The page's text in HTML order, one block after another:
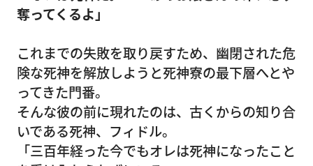
奪ってくるよ」
これまでの失敗を取り戻すため、幽閉された危
険な死神を解放しようと死神寮の最下層へとや
ってきた門番。
そんな彼の前に現れたのは、古くからの知り合
いである死神、フィドル。
「三百年経った今でもオレは死神になったこと